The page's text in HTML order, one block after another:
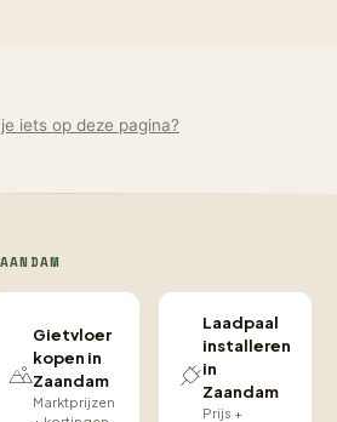
iets op deze pagina?
Gietvloer
kopen in
Zaandam
Marktprijzen
Laadpaal
installeren
in
Zaandam
Prijs +